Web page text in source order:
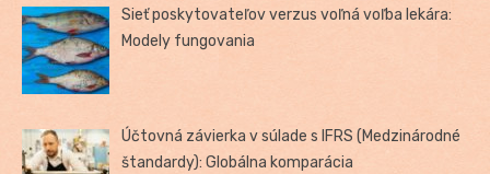
Sieť poskytovateľov verzus voľná voľba lekára:
Modely fungovania
Účtovná závierka v súlade s IFRS (Medzinárodné
štandardy): Globálna komparácia